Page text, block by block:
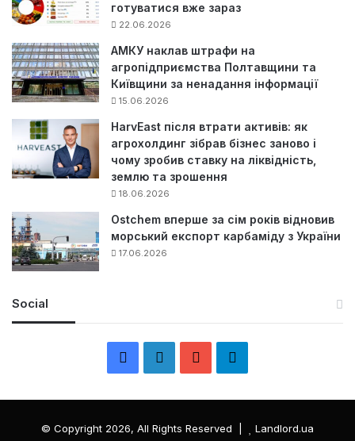
готуватися вже зараз
22.06.2026
АМКУ наклав штрафи на
агропідприємства Полтавщини та
Київщини за ненадання інформації
15.06.2026
HarvEast після втрати активів: як
агрохолдинг зібрав бізнес заново і
чому зробив ставку на ліквідність,
землю та зрошення
18.06.2026
Ostchem вперше за сім років відновив
морський експорт карбаміду з України
17.06.2026
Social
c
n
л
© Copyright 2026, All Rights Reserved | Landlord.ua